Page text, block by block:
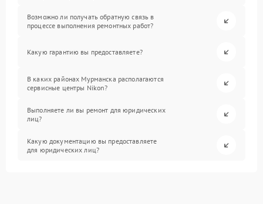
Возможно ли получать обратную связь в
процессе выполнения ремонтных работ?
Какую гарантию вы предоставляете?
В каких районах Мурманска располагаются
сервисные центры Nikon?
Выполняете ли вы ремонт для юридических
лиц?
Какую документацию вы предоставляете
для юридических лиц?